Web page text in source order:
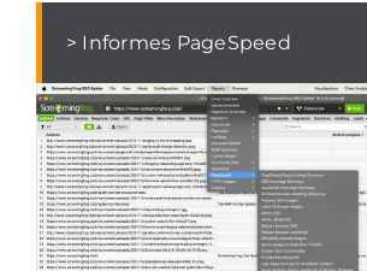
> Informes PageSpeed